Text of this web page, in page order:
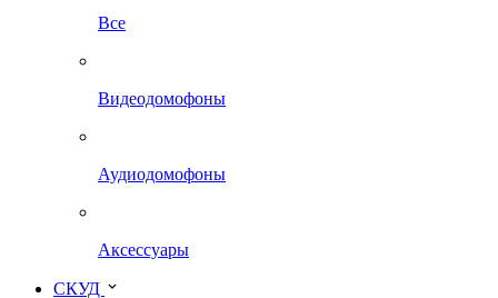
Все
Видеодомофоны
Аудиодомофоны
Аксессуары
СКУД